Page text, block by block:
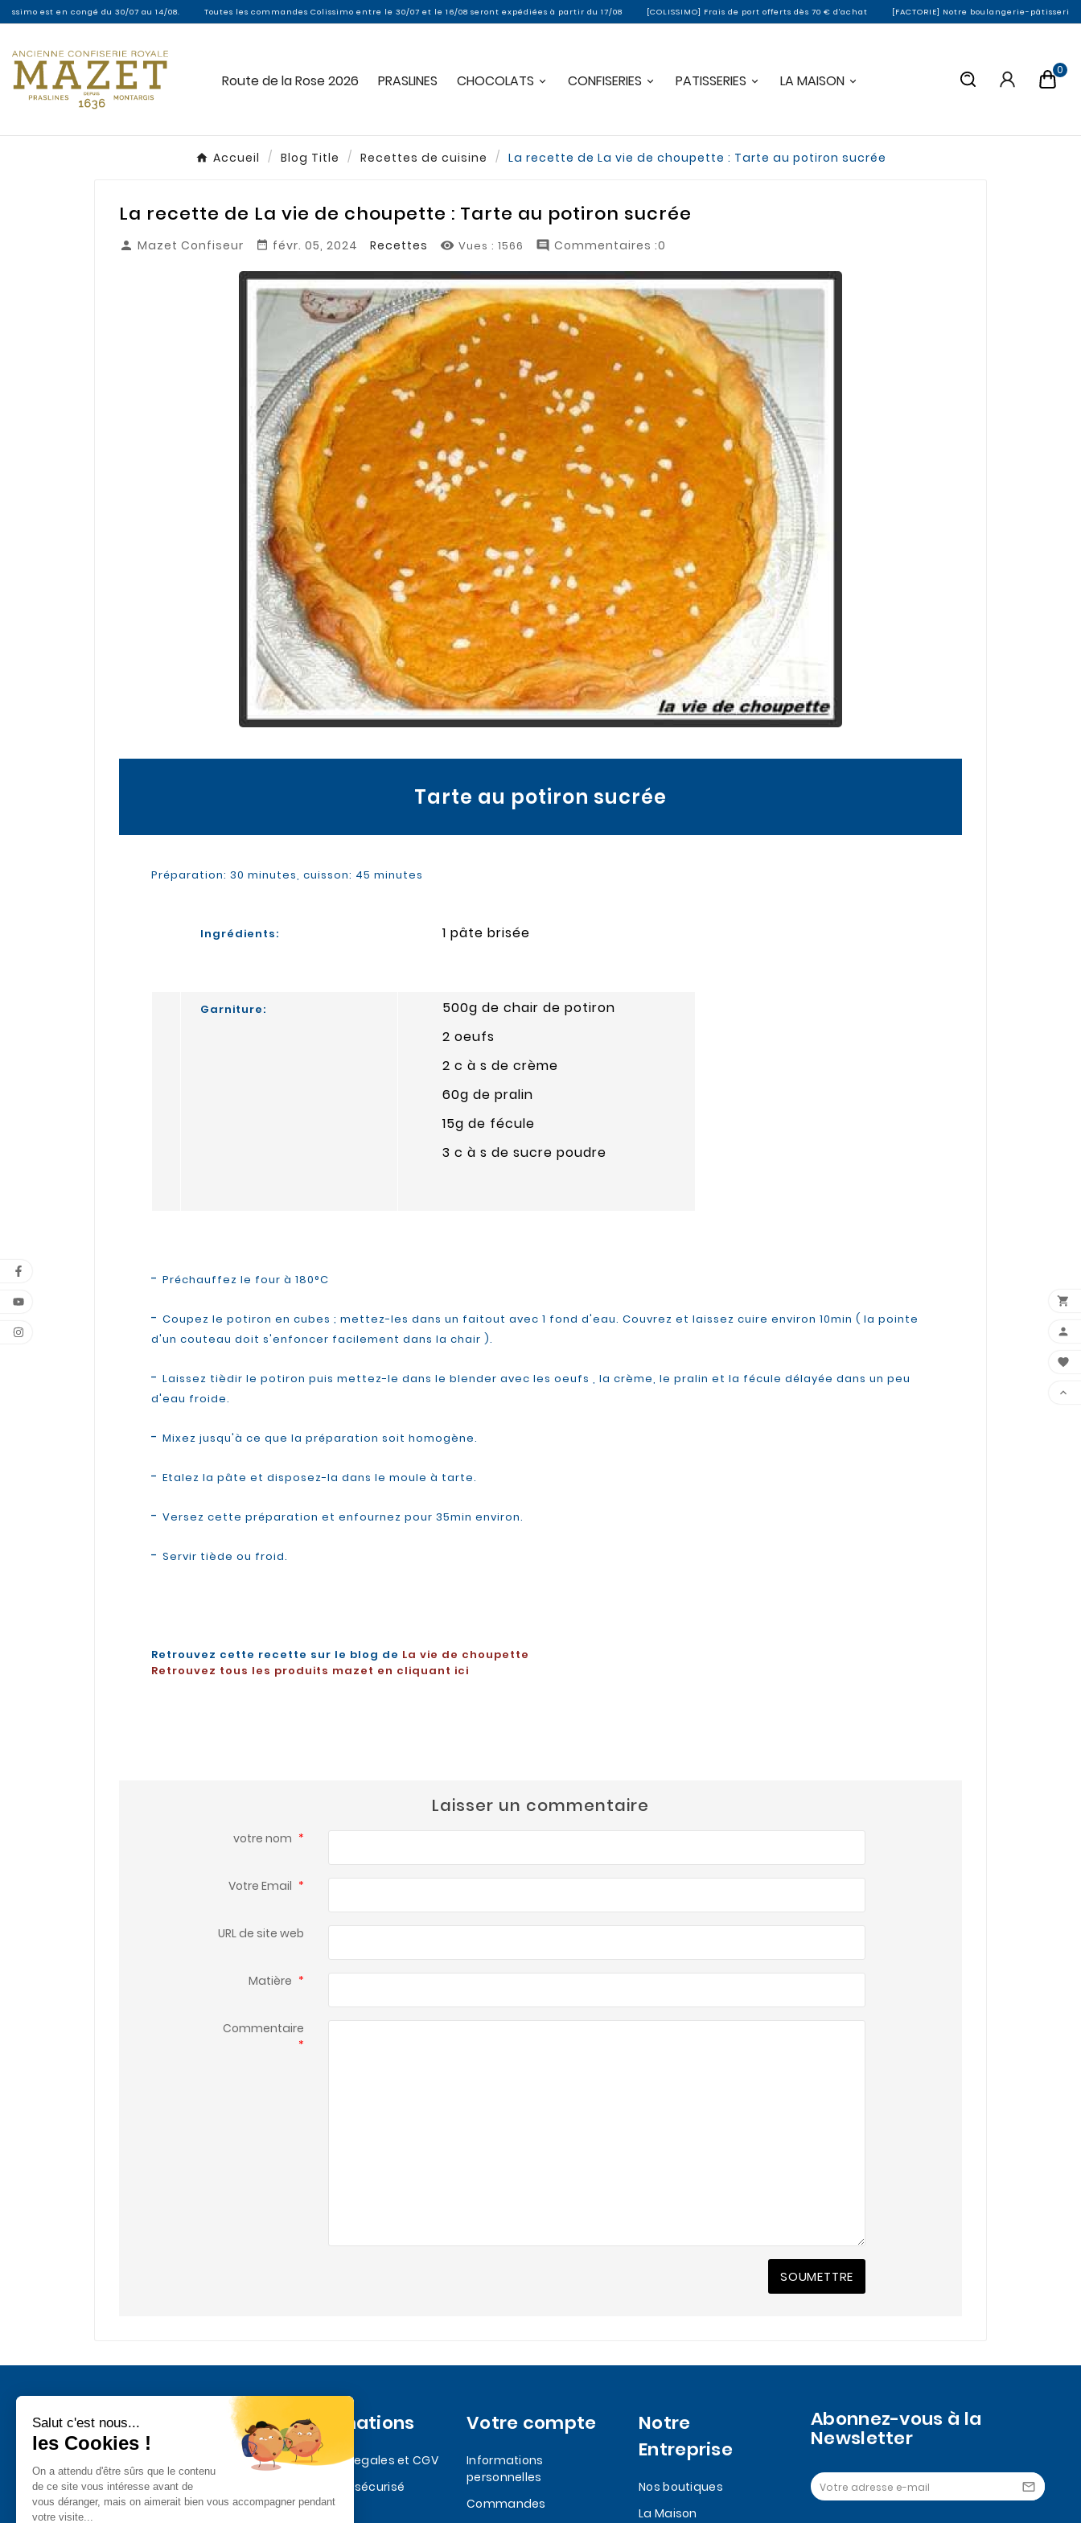
du 30/07 au 14/08. Toutes les commandes Colissimo entre le 30/07 et le 16/08 seront expédiées à partir du 17/08 [COLISSIMO] Frais de port offerts dès 70 € d'achat [FACTORIE] Notre boulangerie-pâtisserie de Montargis
Route de la Rose 2026 PRASLINES CHOCOLATS CONFISERIES PATISSERIES LA MAISON
0
Accueil Blog Title Recettes de cuisine La recette de La vie de choupette : Tarte au potiron sucrée
La recette de La vie de choupette : Tarte au potiron sucrée
 Mazet Confiseur  févr. 05, 2024 Recettes  Vues : 1566  Commentaires :0
Tarte au potiron sucrée
Préparation: 30 minutes, cuisson: 45 minutes
Ingrédients: 1 pâte brisée
Garniture:
500g de chair de potiron
2 oeufs
2 c à s de crème
60g de pralin
15g de fécule
3 c à s de sucre poudre
- Préchauffez le four à 180°C
- Coupez le potiron en cubes ; mettez-les dans un faitout avec 1 fond d'eau. Couvrez et laissez cuire environ 10min ( la pointe
d'un couteau doit s'enfoncer facilement dans la chair ).
- Laissez tièdir le potiron puis mettez-le dans le blender avec les oeufs , la crème, le pralin et la fécule délayée dans un peu
d'eau froide.
- Mixez jusqu'à ce que la préparation soit homogène.
- Etalez la pâte et disposez-la dans le moule à tarte.
- Versez cette préparation et enfournez pour 35min environ.
- Servir tiède ou froid.
Retrouvez cette recette sur le blog de La vie de choupette
Retrouvez tous les produits mazet en cliquant ici
Laisser un commentaire
votre nom *
Votre Email *
URL de site web
Matière *
Commentaire
*
SOUMETTRE
Quatre siècles de Praslines et de
Informations
Mentions legales et CGV
Paiement sécurisé
Livraison
Votre compte
Informations
personnelles
Commandes
Notre
Entreprise
Nos boutiques
La Maison
Abonnez-vous à la
Newsletter




